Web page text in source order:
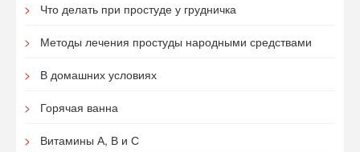
Что делать при простуде у грудничка
Методы лечения простуды народными средствами
В домашних условиях
Горячая ванна
Витамины А, В и С